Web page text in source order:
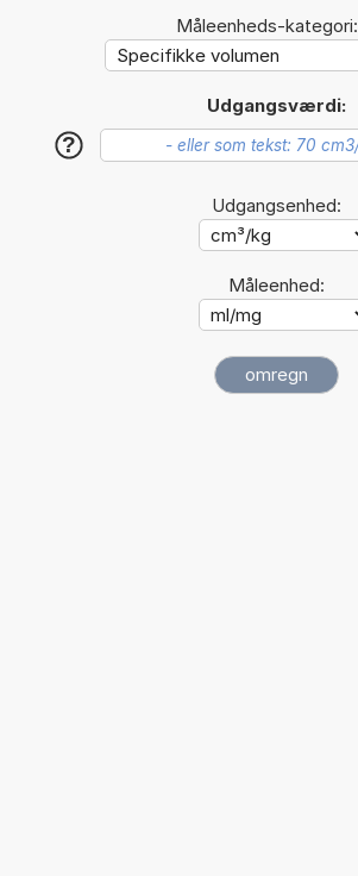
Måleenheds-kategori:
Udgangsværdi:
?
Udgangsenhed:
Måleenhed: